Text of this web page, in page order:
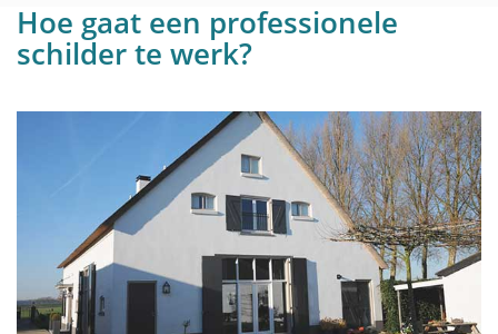
Hoe gaat een professionele
schilder te werk?